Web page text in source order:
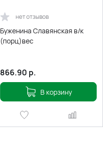
нет отзывов
Буженина Славянская в/к
(порц)вес
866.90 р.
В корзину